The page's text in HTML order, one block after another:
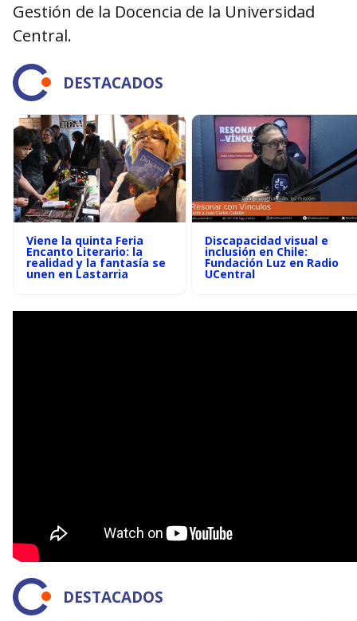
Gestión de la Docencia de la Universidad
Central.
DESTACADOS
Viene la quinta Feria
Encanto Literario: la
realidad y la fantasía se
unen en Lastarria
Discapacidad visual e
inclusión en Chile:
Fundación Luz en Radio
UCentral
DESTACADOS